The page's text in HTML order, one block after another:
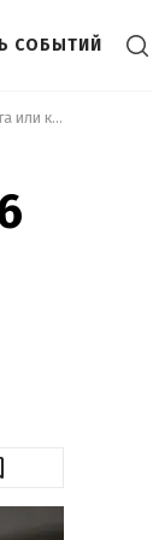
СОБЫТИЙ
Если закончилась фантазия: 6 хороших вариантов, как назвать кота или кошку